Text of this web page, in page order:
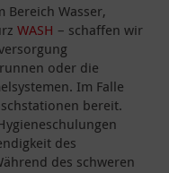
Bereich Wasser,
WASH – schaffen wir
oder die
Im Falle
bereit.
des
des schweren